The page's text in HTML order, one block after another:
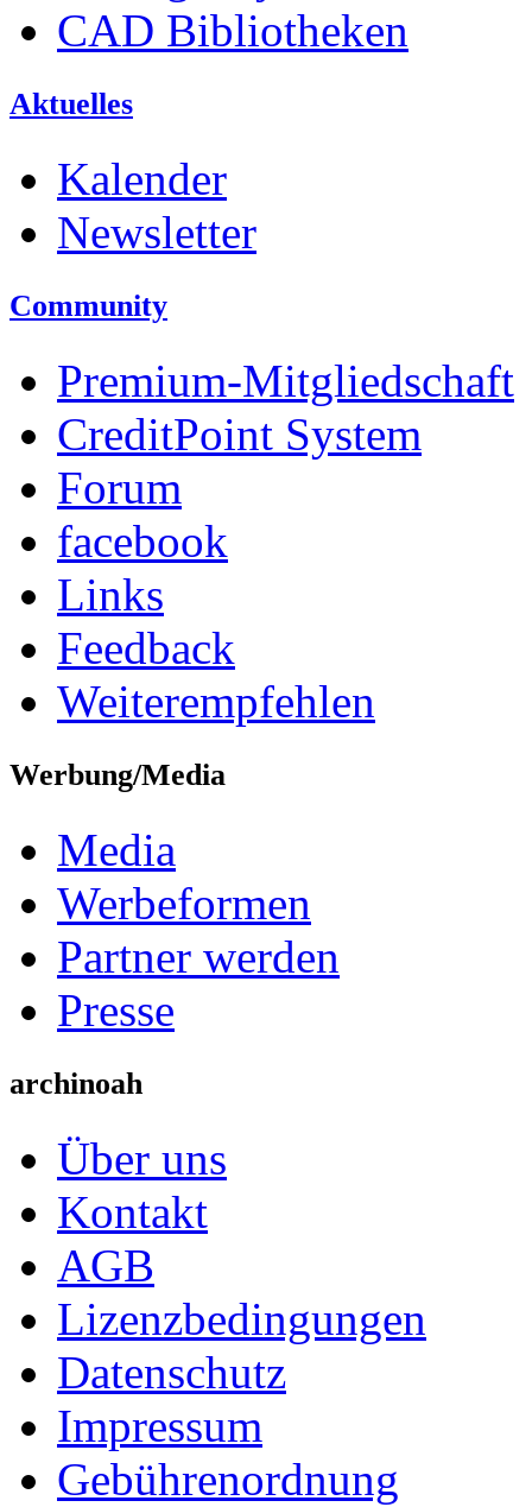
CAD Bibliotheken
Aktuelles
Kalender
Newsletter
Community
Premium-Mitgliedschaft
CreditPoint System
Forum
facebook
Links
Feedback
Weiterempfehlen
Werbung/Media
Media
Werbeformen
Partner werden
Presse
archinoah
Über uns
Kontakt
AGB
Lizenzbedingungen
Datenschutz
Impressum
Gebührenordnung